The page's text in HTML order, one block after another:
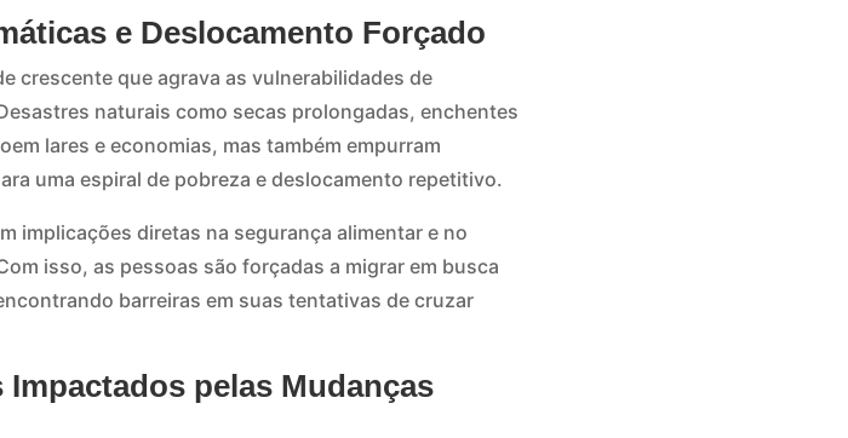
e Deslocamento Forçado
crescente que agrava as vulnerabilidades de
naturais como secas prolongadas, enchentes
lares e economias, mas também empurram
uma espiral de pobreza e deslocamento repetitivo.
implicações diretas na segurança alimentar e no
isso, as pessoas são forçadas a migrar em busca
barreiras em suas tentativas de cruzar
pelas Mudanças